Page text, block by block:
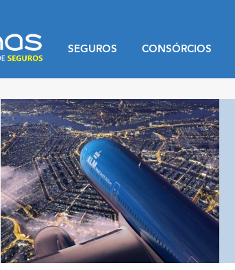
SEGUROS CONSÓRCIOS